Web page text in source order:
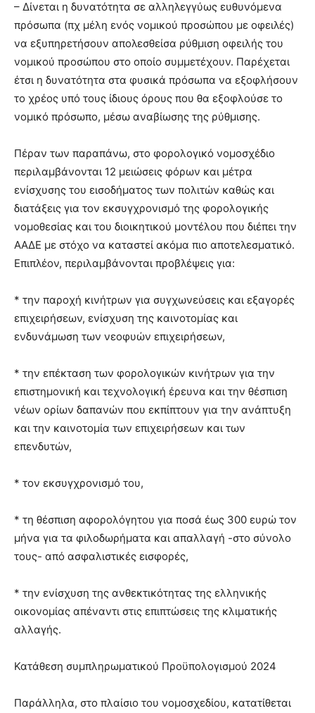
– Δίνεται η δυνατότητα σε αλληλεγγύως ευθυνόμενα
πρόσωπα (πχ μέλη ενός νομικού προσώπου με οφειλές)
να εξυπηρετήσουν απολεσθείσα ρύθμιση οφειλής του
νομικού προσώπου στο οποίο συμμετέχουν. Παρέχεται
έτσι η δυνατότητα στα φυσικά πρόσωπα να εξοφλήσουν
το χρέος υπό τους ίδιους όρους που θα εξοφλούσε το
νομικό πρόσωπο, μέσω αναβίωσης της ρύθμισης.
Πέραν των παραπάνω, στο φορολογικό νομοσχέδιο
περιλαμβάνονται 12 μειώσεις φόρων και μέτρα
ενίσχυσης του εισοδήματος των πολιτών καθώς και
διατάξεις για τον εκσυγχρονισμό της φορολογικής
νομοθεσίας και του διοικητικού μοντέλου που διέπει την
ΑΑΔΕ με στόχο να καταστεί ακόμα πιο αποτελεσματικό.
Επιπλέον, περιλαμβάνονται προβλέψεις για:
* την παροχή κινήτρων για συγχωνεύσεις και εξαγορές
επιχειρήσεων, ενίσχυση της καινοτομίας και
ενδυνάμωση των νεοφυών επιχειρήσεων,
* την επέκταση των φορολογικών κινήτρων για την
επιστημονική και τεχνολογική έρευνα και την θέσπιση
νέων ορίων δαπανών που εκπίπτουν για την ανάπτυξη
και την καινοτομία των επιχειρήσεων και των
επενδυτών,
* τον εκσυγχρονισμό του,
* τη θέσπιση αφορολόγητου για ποσά έως 300 ευρώ τον
μήνα για τα φιλοδωρήματα και απαλλαγή -στο σύνολο
τους- από ασφαλιστικές εισφορές,
* την ενίσχυση της ανθεκτικότητας της ελληνικής
οικονομίας απέναντι στις επιπτώσεις της κλιματικής
αλλαγής.
Κατάθεση συμπληρωματικού Προϋπολογισμού 2024
Παράλληλα, στο πλαίσιο του νομοσχεδίου, κατατίθεται